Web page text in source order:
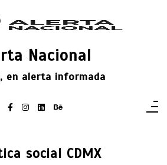
Nacional
en alerta informada
social CDMX